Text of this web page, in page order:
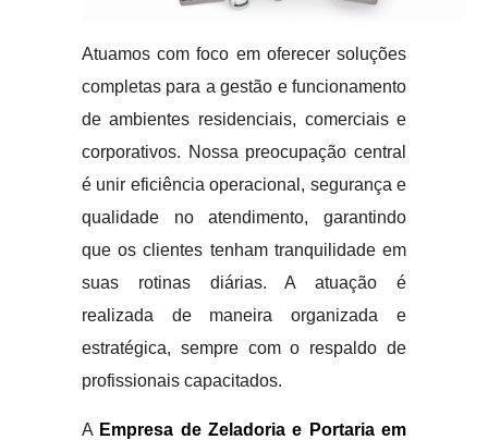
Atuamos com foco em oferecer soluções
completas para a gestão e funcionamento
de ambientes residenciais, comerciais e
corporativos. Nossa preocupação central
é unir eficiência operacional, segurança e
qualidade no atendimento, garantindo
que os clientes tenham tranquilidade em
suas rotinas diárias. A atuação é
realizada de maneira organizada e
estratégica, sempre com o respaldo de
profissionais capacitados.
A Empresa de Zeladoria e Portaria em